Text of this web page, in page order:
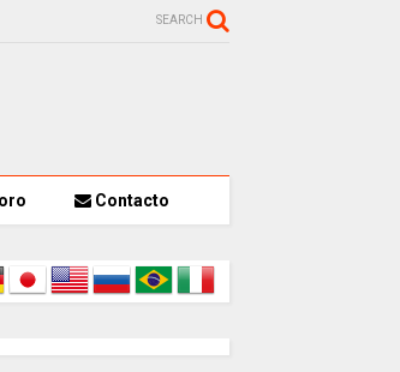
SEARCH
Contacto